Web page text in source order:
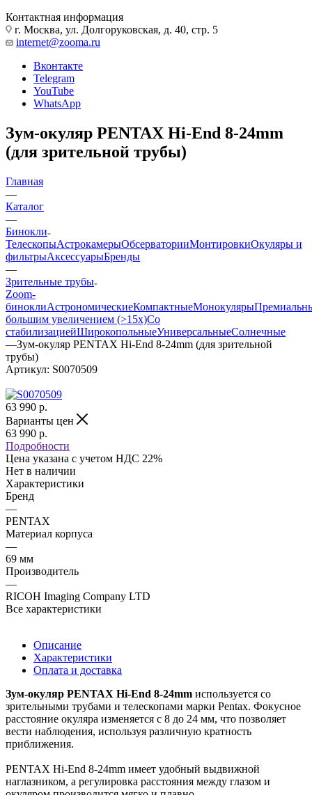
Контактная информация
г. Москва, ул. Долгоруковская, д. 40, стр. 5
internet@zooma.ru
Вконтакте
Telegram
YouTube
WhatsApp
Зум-окуляр PENTAX Hi-End 8-24mm
(для зрительной трубы)
Главная
—
Каталог
—
Бинокли
ТелескопыАстрокамерыОбсерваторииМонтировкиОкуляры и
фильтрыАксессуарыБренды
—
Зрительные трубы
Zoom-
биноклиАстрономическиеКомпактныеМонокуляры
большим увеличением (>15x)Со
стабилизациейШирокопольныеУниверсальныеСолнечные
—Зум-окуляр PENTAX Hi-End 8-24mm (для зрительной
трубы)
Артикул: S0070509
63 990 р.
Варианты цен
63 990 р.
Подробности
Цена указана с учетом НДС 22%
Нет в наличии
Характеристики
Бренд
—
PENTAX
Материал корпуса
—
69 мм
Производитель
—
RICOH Imaging Company LTD
Все характеристики
Описание
Характеристики
Оплата и доставка
Зум-окуляр PENTAX Hi-End 8-24mm используется со
зрительными трубами и телескопами марки Pentax. Фокусное
расстояние окуляра изменяется с 8 до 24 мм, что позволяет
вести наблюдения, используя различную кратность
приближения.
PENTAX Hi-End 8-24mm имеет удобный выдвижной
наглазником, а регулировка расстояния между глазом и